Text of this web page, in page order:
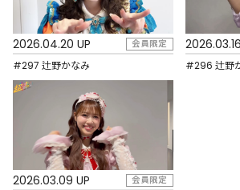
2026.04.20 UP 会員限定
#297 辻野かなみ #296 辻野
2026.03.09 UP 会員限定